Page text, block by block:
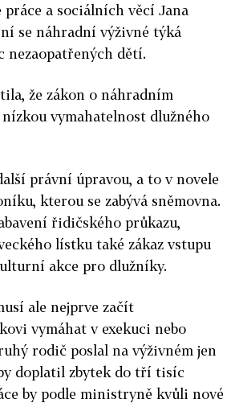
a sociálních věcí Jana
se náhradní výživné týká
nezaopatřených dětí.
že zákon o náhradním
vymahatelnost dlužného
právní úpravou, a to v novele
kterou se zabývá sněmovna.
řidičského průkazu,
lístku také zákaz vstupu
akce pro dlužníky.
ale nejprve začít
vymáhat v exekuci nebo
rodič poslal na výživném jen
doplatil zbytek do tří tisíc
by podle ministryně kvůli nové